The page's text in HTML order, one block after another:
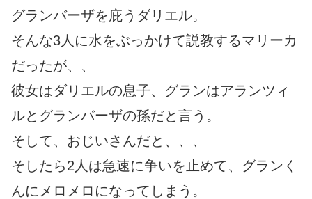
グランバーザを庇うダリエル。
そんな3人に水をぶっかけて説教するマリーカ
だったが、、
彼女はダリエルの息子、グランはアランツィ
ルとグランバーザの孫だと言う。
そして、おじいさんだと、、、
そしたら2人は急速に争いを止めて、グランく
んにメロメロになってしまう。